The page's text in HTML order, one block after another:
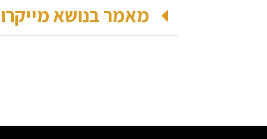
מאמר בנושא